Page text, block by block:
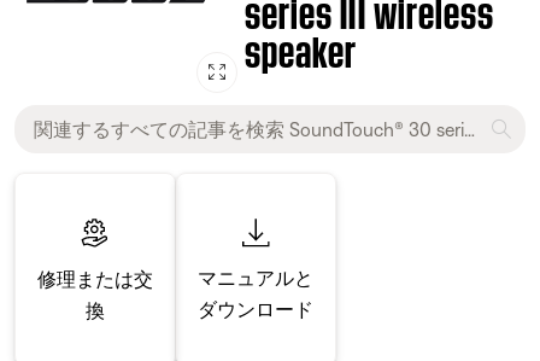
speaker
修理または交
換
マニュアルと
ダウンロード